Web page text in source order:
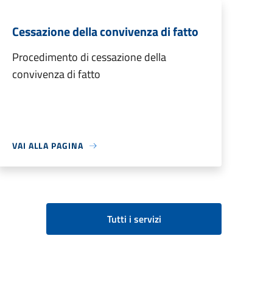
Cessazione della convivenza di fatto
Procedimento di cessazione della
convivenza di fatto
VAI ALLA PAGINA
Tutti i servizi